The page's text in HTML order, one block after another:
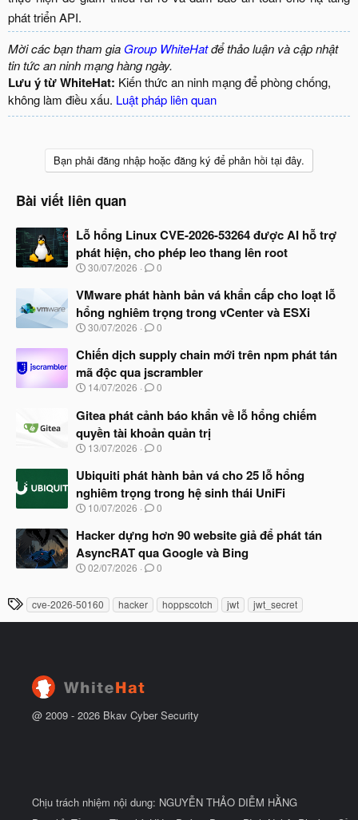
phát triển API.​
Mời các bạn tham gia Group WhiteHatđể thảo luận và cập nhật
tin tức an ninh mạng hàng ngày.
Lưu ý từ WhiteHat: Kiến thức an ninh mạng để phòng chống,
không làm điều xấu. Luật pháp liên quan
Bạn phải đăng nhập hoặc đăng ký để phản hồi tại đây.
Bài viết liên quan
Lỗ hổng Linux CVE-2026-53264 được AI hỗ trợ
phát hiện, cho phép leo thang lên root
N
à
y
b
ắ
đ
ầ
u
30/07/2026 0
VMware phát hành bản vá khẩn cấp cho loạt lỗ
hổng nghiêm trọng trong vCenter và ESXi
N
à
b
ắ
đ
ầ
u
30/07/2026 0
Chiến dịch supply chain mới trên npm phát tán
mã độc qua jscrambler
N
à
y
b
ắ
đ
ầ
u
14/07/2026 0
Gitea phát cảnh báo khẩn về lỗ hổng chiếm
quyền tài khoản quản trị
N
à
b
ắ
đ
ầ
u
13/07/2026 0
Ubiquiti phát hành bản vá cho 25 lỗ hổng
nghiêm trọng trong hệ sinh thái UniFi
N
à
b
ắ
đ
ầ
u
10/07/2026 0
Hacker dựng hơn 90 website giả để phát tán
AsyncRAT qua Google và Bing
N
y
u
02/07/2026 0
T
h
cve-2026-50160 hacker hoppscotch jwt jwt_secret
@ 2009 - 2026 Bkav Cyber Security
Chịu trách nhiệm nội dung: NGUYỄN THẢO DIỄM HẰNG